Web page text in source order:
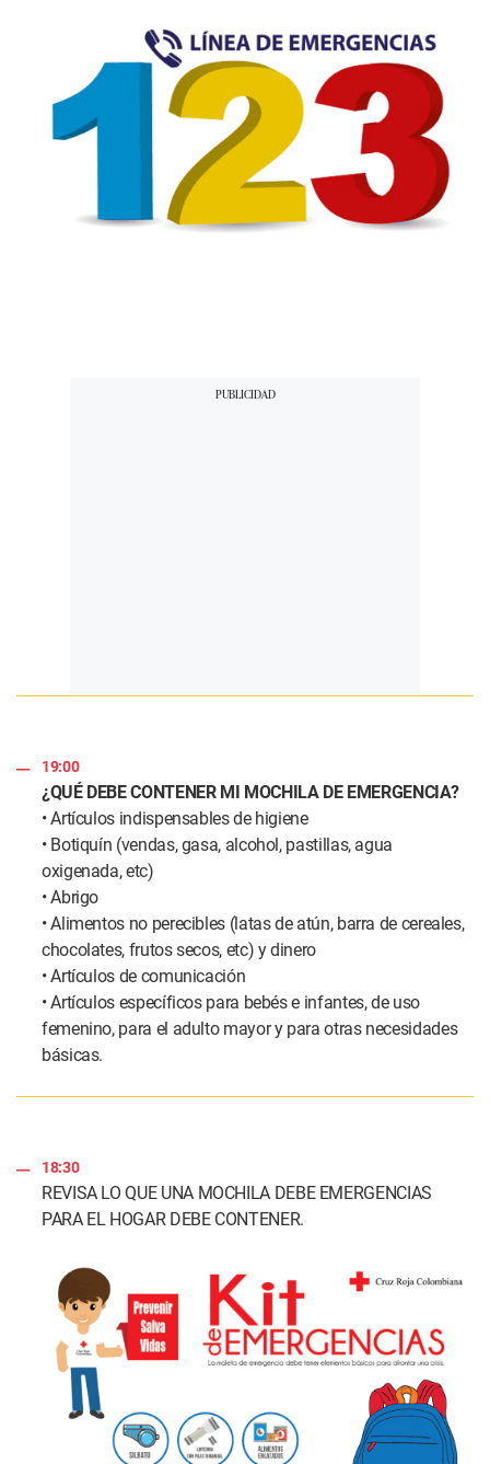
19:00
¿QUÉ DEBE CONTENER MI MOCHILA DE EMERGENCIA?
• Artículos indispensables de higiene
• Botiquín (vendas, gasa, alcohol, pastillas, agua
oxigenada, etc)
• Abrigo
• Alimentos no perecibles (latas de atún, barra de cereales,
chocolates, frutos secos, etc) y dinero
• Artículos de comunicación
• Artículos específicos para bebés e infantes, de uso
femenino, para el adulto mayor y para otras necesidades
básicas.
18:30
REVISA LO QUE UNA MOCHILA DEBE EMERGENCIAS
PARA EL HOGAR DEBE CONTENER.